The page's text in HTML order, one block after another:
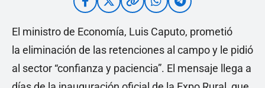
El ministro de Economía, Luis Caputo, prometió
la eliminación de las retenciones al campo y le pidió
al sector “confianza y paciencia”. El mensaje llega a